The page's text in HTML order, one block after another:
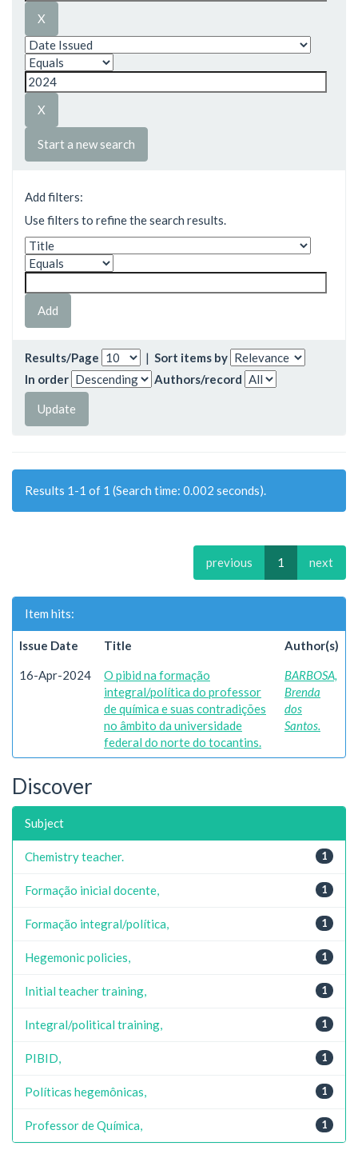
Start a new search
Add filters:
Use filters to refine the search results.
Results/Page | Sort items by
In order
Authors/record
Results 1-1 of 1 (Search time: 0.002 seconds).
previous 1 next
Item hits:
Issue Date Title Author(s)
16-Apr-2024
O pibid na formação
integral/política do professor
de química e suas contradições
no âmbito da universidade
federal do norte do tocantins.
BARBOSA,
Brenda
dos
Santos.
Discover
Subject
1
Chemistry teacher.
1
Formação inicial docente,
1
Formação integral/política,
1
Hegemonic policies,
1
Initial teacher training,
1
Integral/political training,
1
PIBID,
1
Políticas hegemônicas,
1
Professor de Química,